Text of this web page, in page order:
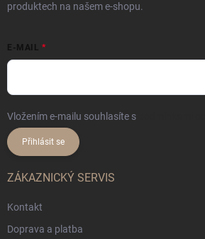
produktech na našem e-shopu.
E-MAIL
Vložením e-mailu souhlasíte s
Přihlásit se
ZÁKAZNICKÝ SERVIS
Kontakt
Doprava a platba